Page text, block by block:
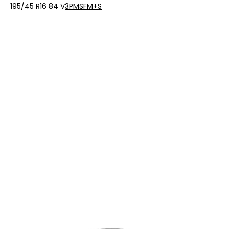
195/45 R16 84 V3PMSFM+S